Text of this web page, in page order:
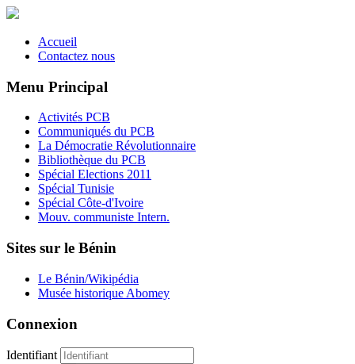
Accueil
Contactez nous
Menu Principal
Activités PCB
Communiqués du PCB
La Démocratie Révolutionnaire
Bibliothèque du PCB
Spécial Elections 2011
Spécial Tunisie
Spécial Côte-d'Ivoire
Mouv. communiste Intern.
Sites sur le Bénin
Le Bénin/Wikipédia
Musée historique Abomey
Connexion
Identifiant